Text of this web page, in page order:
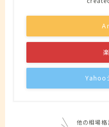
Yahoo
他の相場格